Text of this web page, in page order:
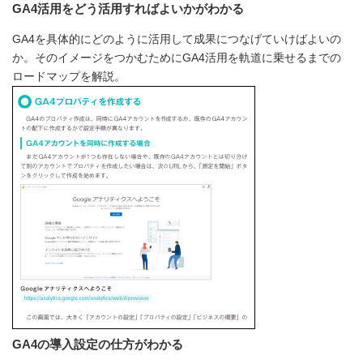
GA4活用をどう活用すればよいかがわかる
GA4を具体的にどのように活用して成果につなげていけばよいの
か。そのイメージをつかむためにGA4活用を軌道に乗せるまでの
ロードマップを解説。
GA4の導入設定の仕方がわかる